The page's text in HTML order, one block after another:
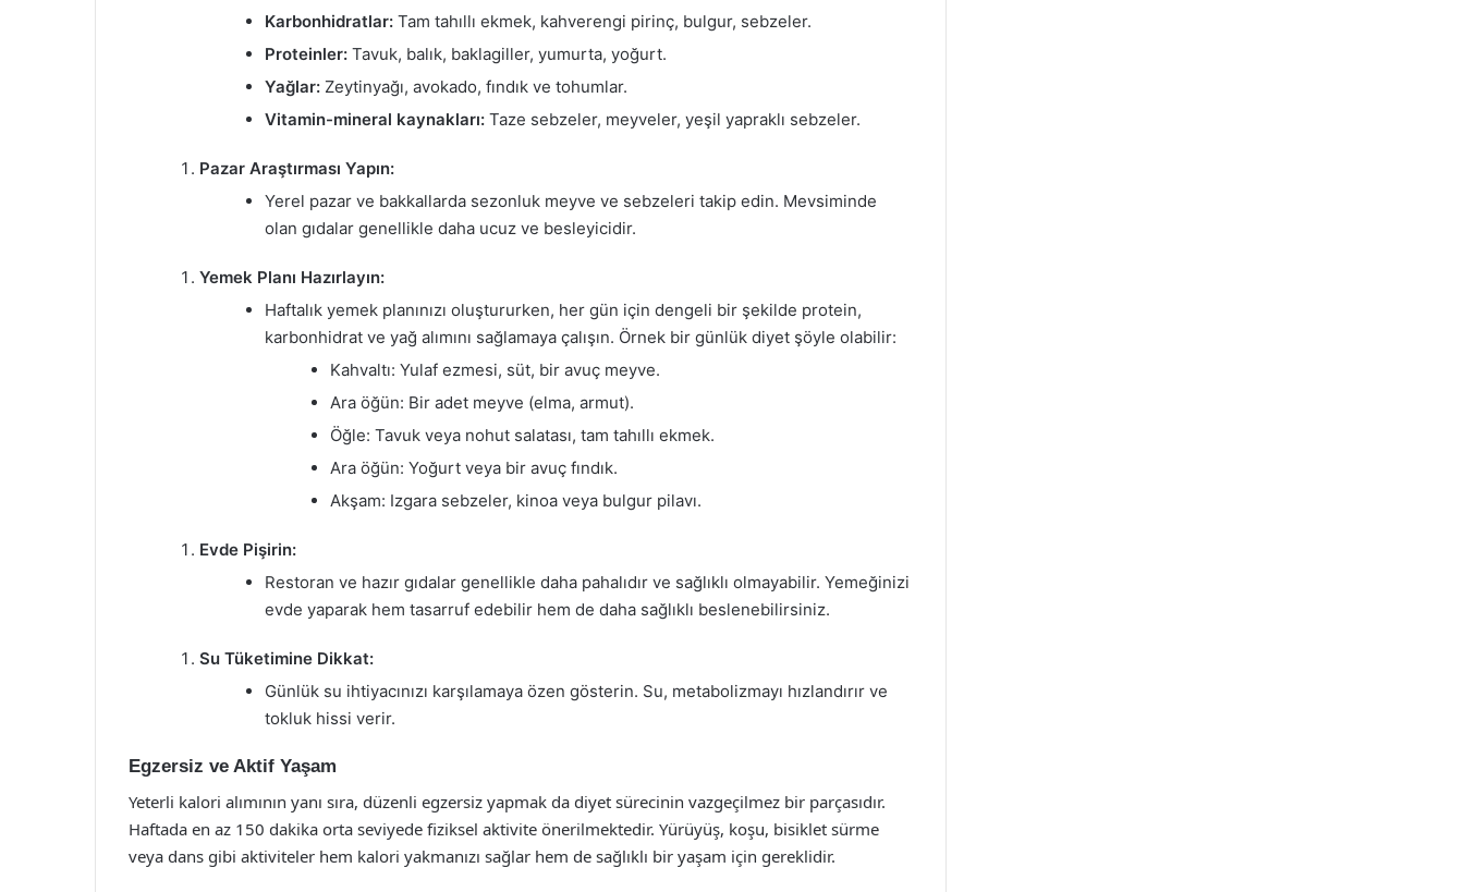
Karbonhidratlar: Tam tahıllı ekmek, kahverengi pirinç, bulgur, sebzeler.
Proteinler: Tavuk, balık, baklagiller, yumurta, yoğurt.
Yağlar: Zeytinyağı, avokado, fındık ve tohumlar.
Vitamin-mineral kaynakları: Taze sebzeler, meyveler, yeşil yapraklı sebzeler.
Pazar Araştırması Yapın:
Yerel pazar ve bakkallarda sezonluk meyve ve sebzeleri takip edin. Mevsiminde
olan gıdalar genellikle daha ucuz ve besleyicidir.
Yemek Planı Hazırlayın:
Haftalık yemek planınızı oluştururken, her gün için dengeli bir şekilde protein,
karbonhidrat ve yağ alımını sağlamaya çalışın. Örnek bir günlük diyet şöyle olabilir:
Kahvaltı: Yulaf ezmesi, süt, bir avuç meyve.
Ara öğün: Bir adet meyve (elma, armut).
Öğle: Tavuk veya nohut salatası, tam tahıllı ekmek.
Ara öğün: Yoğurt veya bir avuç fındık.
Akşam: Izgara sebzeler, kinoa veya bulgur pilavı.
Evde Pişirin:
Restoran ve hazır gıdalar genellikle daha pahalıdır ve sağlıklı olmayabilir. Yemeğinizi
evde yaparak hem tasarruf edebilir hem de daha sağlıklı beslenebilirsiniz.
Su Tüketimine Dikkat:
Günlük su ihtiyacınızı karşılamaya özen gösterin. Su, metabolizmayı hızlandırır ve
tokluk hissi verir.
Egzersiz ve Aktif Yaşam
Yeterli kalori alımının yanı sıra, düzenli egzersiz yapmak da diyet sürecinin vazgeçilmez bir parçasıdır.
Haftada en az 150 dakika orta seviyede fiziksel aktivite önerilmektedir. Yürüyüş, koşu, bisiklet sürme
veya dans gibi aktiviteler hem kalori yakmanızı sağlar hem de sağlıklı bir yaşam için gereklidir.